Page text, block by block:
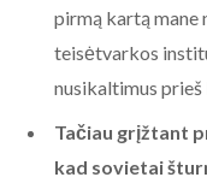
pirmą kartą mane
teisėtvarkos
nusikaltimus
Tačiau grįžtant
kad sovietai